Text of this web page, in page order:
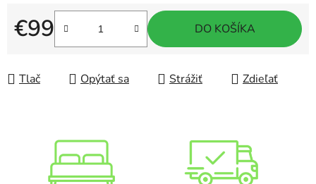
€99
Jednotková cena:
DO KOŠÍKA
Tlač Opýtať sa Strážiť Zdieľať